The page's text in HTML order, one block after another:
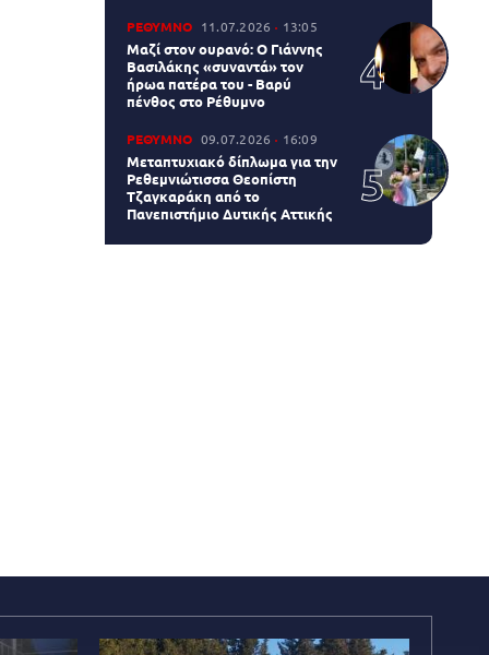
ΡΕΘΥΜΝΟ 11.07.2026 13:05
Μαζί στον ουρανό: Ο Γιάννης
Βασιλάκης «συναντά» τον
ήρωα πατέρα του - Βαρύ
πένθος στο Ρέθυμνο
ΡΕΘΥΜΝΟ 09.07.2026 16:09
Μεταπτυχιακό δίπλωμα για την
Ρεθεμνιώτισσα Θεοπίστη
Τζαγκαράκη από το
Πανεπιστήμιο Δυτικής Αττικής